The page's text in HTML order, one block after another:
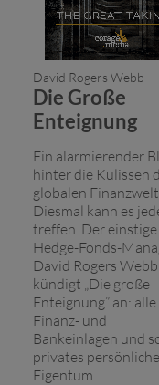
David Rogers Webb
Die Große
Enteignung
Ein alarmierender
hinter die Kulissen
globalen Finanzwelt.
Diesmal kann es
treffen. Der einstige
Hedge-Fonds-
David Rogers Webb
kündigt „Die große
Enteignung” an: alle
Finanz- und
Bankeinlagen und
privates
Eigentum ...